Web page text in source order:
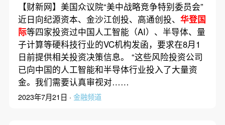
【财新网】美国众议院“美中战略竞争特别委员会”
近日向纪源资本、金沙江创投、高通创投、 华登国
际等四家投资过中国人工智能（AI）、半导体、量
子计算等硬科技行业的VC机构发函，要求在8月1
日前提供相关投资决策信息。 “这些风险投资公司
已向中国的人工智能和半导体行业投入了大量资
金。我们需要认真审视对……
2023年7月21日 · 金融频道